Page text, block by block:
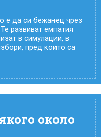
е да си бежанец чрез
развиват емпатия
в симулации, в
пред които са
около